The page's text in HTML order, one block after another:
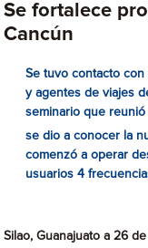
Se fortalece
Cancún
Se tuvo contacto
y agentes de viajes
seminario que
se dio a conocer la
comenzó a operar
usuarios 4
Silao, Guanajuato a 26